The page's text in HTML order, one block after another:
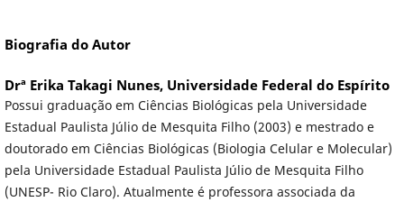
Biografia do Autor
Drª Erika Takagi Nunes, Universidade Federal do Espírito
Possui graduação em Ciências Biológicas pela Universidade
Estadual Paulista Júlio de Mesquita Filho (2003) e mestrado e
doutorado em Ciências Biológicas (Biologia Celular e Molecular)
pela Universidade Estadual Paulista Júlio de Mesquita Filho
(UNESP- Rio Claro). Atualmente é professora associada da